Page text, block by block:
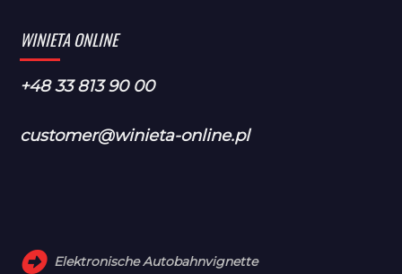
WINIETA ONLINE
+48 33 813 90 00
customer@winieta-online.pl
Elektronische Autobahnvignette